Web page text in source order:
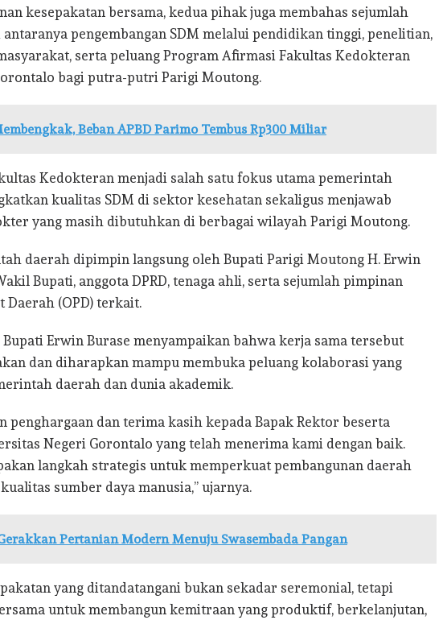
kesepakatan bersama, kedua pihak juga membahas sejumlah
pengembangan SDM melalui pendidikan tinggi, penelitian,
serta peluang Program Afirmasi Fakultas Kedokteran
bagi putra-putri Parigi Moutong.
Beban APBD Parimo Tembus Rp300 Miliar
Kedokteran menjadi salah satu fokus utama pemerintah
kualitas SDM di sektor kesehatan sekaligus menjawab
yang masih dibutuhkan di berbagai wilayah Parigi Moutong.
daerah dipimpin langsung oleh Bupati Parigi Moutong H. Erwin
Bupati, anggota DPRD, tenaga ahli, serta sejumlah pimpinan
Daerah (OPD) terkait.
Bupati Erwin Burase menyampaikan bahwa kerja sama tersebut
dan diharapkan mampu membuka peluang kolaborasi yang
daerah dan dunia akademik.
penghargaan dan terima kasih kepada Bapak Rektor beserta
Negeri Gorontalo yang telah menerima kami dengan baik.
langkah strategis untuk memperkuat pembangunan daerah
sumber daya manusia,” ujarnya.
Pertanian Modern Menuju Swasembada Pangan
yang ditandatangani bukan sekadar seremonial, tetapi
untuk membangun kemitraan yang produktif, berkelanjutan,